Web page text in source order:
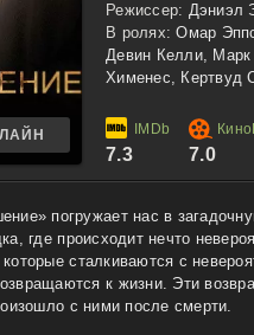
Режиссер: Дэниэл
В ролях: Омар
Девин Келли, Марк
Хименес, Кертвуд
7.3 7.0
погружает нас в
где происходит нечто
сталкиваются с
к жизни. Эти
с ними после смерти.